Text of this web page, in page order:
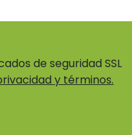
de seguridad SSL
y términos.